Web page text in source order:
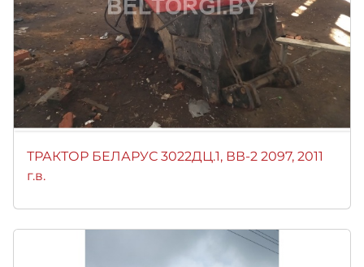
ТРАКТОР БЕЛАРУС 3022ДЦ.1, ВВ-2 2097, 2011
г.в.